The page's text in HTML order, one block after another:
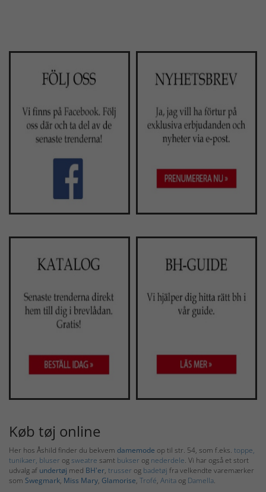
Køb tøj online
Her hos Åshild finder du bekvem damemode op til str. 54, som f.eks. toppe,
tunikaer, bluser og sweatre samt bukser og nederdele. Vi har også et stort
udvalg af undertøj med BH'er, trusser og badetøj fra velkendte varemærker
som Swegmark, Miss Mary, Glamorise, Trofé, Anita og Damella.